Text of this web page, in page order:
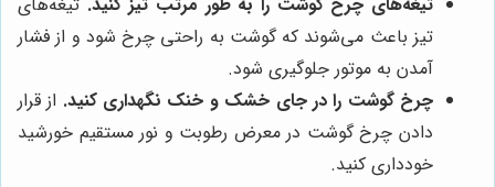
تیز باعث می‌شوند که گوشت به راحتی چرخ شود و از فشار
آمدن به موتور جلوگیری شود.
چرخ گوشت را در جای خشک و خنک نگهداری کنید. از قرار
دادن چرخ گوشت در معرض رطوبت و نور مستقیم خورشید
خودداری کنید.